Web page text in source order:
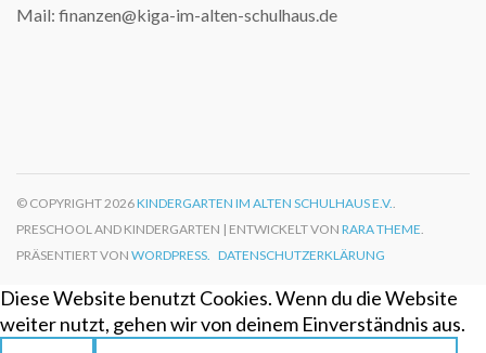
Mail: finanzen@kiga-im-alten-schulhaus.de
© COPYRIGHT 2026KINDERGARTEN IM ALTEN SCHULHAUS E.V.
PRESCHOOL AND KINDERGARTEN | ENTWICKELT VON RARA THEME
PRÄSENTIERT VON WORDPRESS. DATENSCHUTZERKLÄRUNG
Diese Website benutzt Cookies. Wenn du die Website
weiter nutzt, gehen wir von deinem Einverständnis aus.